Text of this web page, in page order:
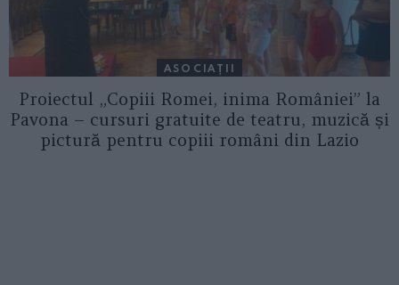
ASOCIAŢII
Proiectul „Copiii Romei, inima României” la
Pavona – cursuri gratuite de teatru, muzică și
pictură pentru copiii români din Lazio